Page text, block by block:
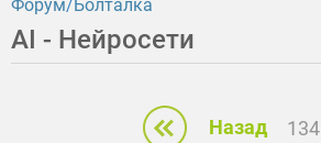
Форум Болталка
AI - Нейросети
Назад 134